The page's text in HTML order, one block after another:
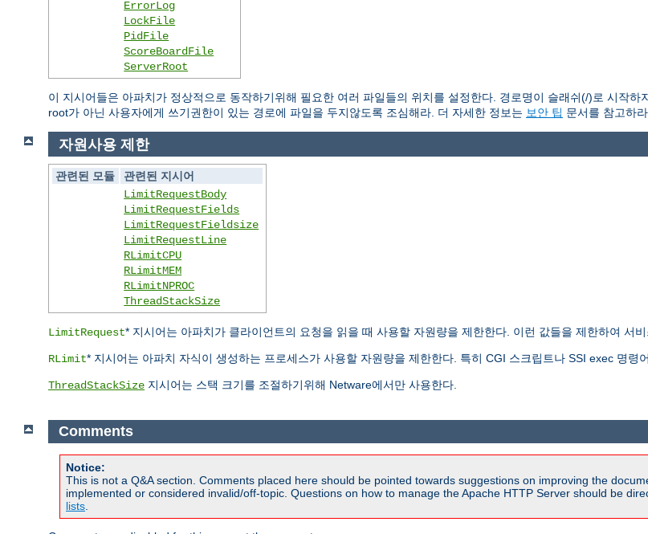
ErrorLog
LockFile
PidFile
ScoreBoardFile
ServerRoot
이 지시어들은 아파치가 정상적으로 동작하기위해 필요한 여러 파일들의 위치를 설정한다. 경로명이 슬래쉬(/)로 시작하
root가 아닌 사용자에게 쓰기권한이 있는 경로에 파일을 두지않도록 조심해라. 더 자세한 정보는 보안 팁 문서를 참고하라.
자원사용 제한
관련된 모듈
관련된 지시어
LimitRequestBody
LimitRequestFields
LimitRequestFieldsize
LimitRequestLine
RLimitCPU
RLimitMEM
RLimitNPROC
ThreadStackSize
LimitRequest* 지시어는 아파치가 클라이언트의 요청을 읽을 때 사용할 자원량을 제한한다. 이런 값들을 제한하여 서
RLimit* 지시어는 아파치 자식이 생성하는 프로세스가 사용할 자원량을 제한한다. 특히 CGI 스크립트나 SSI exec 명령
ThreadStackSize 지시어는 스택 크기를 조절하기위해 Netware에서만 사용한다.
Comments
Notice:
This is not a Q&A section. Comments placed here should be pointed towards suggestions on improving the
implemented or considered invalid/off-topic. Questions on how to manage the Apache HTTP Server should be
lists